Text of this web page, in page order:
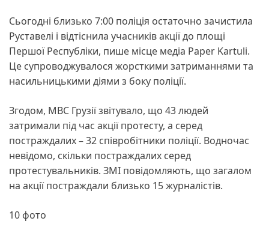
Сьогодні близько 7:00 поліція остаточно зачистила
Руставелі і відтіснила учасників акції до площі
Першої Республіки, пише місце медіа Paper Kartuli.
Це супроводжувалося жорсткими затриманнями та
насильницькими діями з боку поліції.
Згодом, МВС Грузії звітувало, що 43 людей
затримали під час акції протесту, а серед
постраждалих – 32 співробітники поліції. Водночас
невідомо, скільки постраждалих серед
протестувальників. ЗМІ повідомляють, що загалом
на акції постраждали близько 15 журналістів.
10 фото